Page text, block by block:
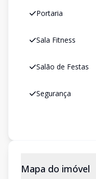
Portaria
Sala Fitness
Salão de Festas
Segurança
Mapa do imóvel